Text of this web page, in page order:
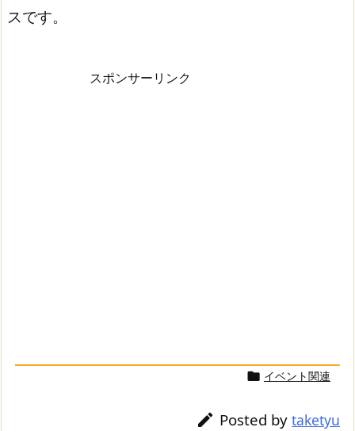
スです。
スポンサーリンク
 イベント関連
 Posted by taketyu